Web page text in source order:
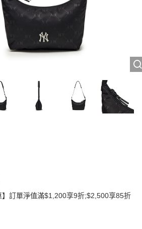
】訂單淨值滿$1,200享9折;$2,500享85折